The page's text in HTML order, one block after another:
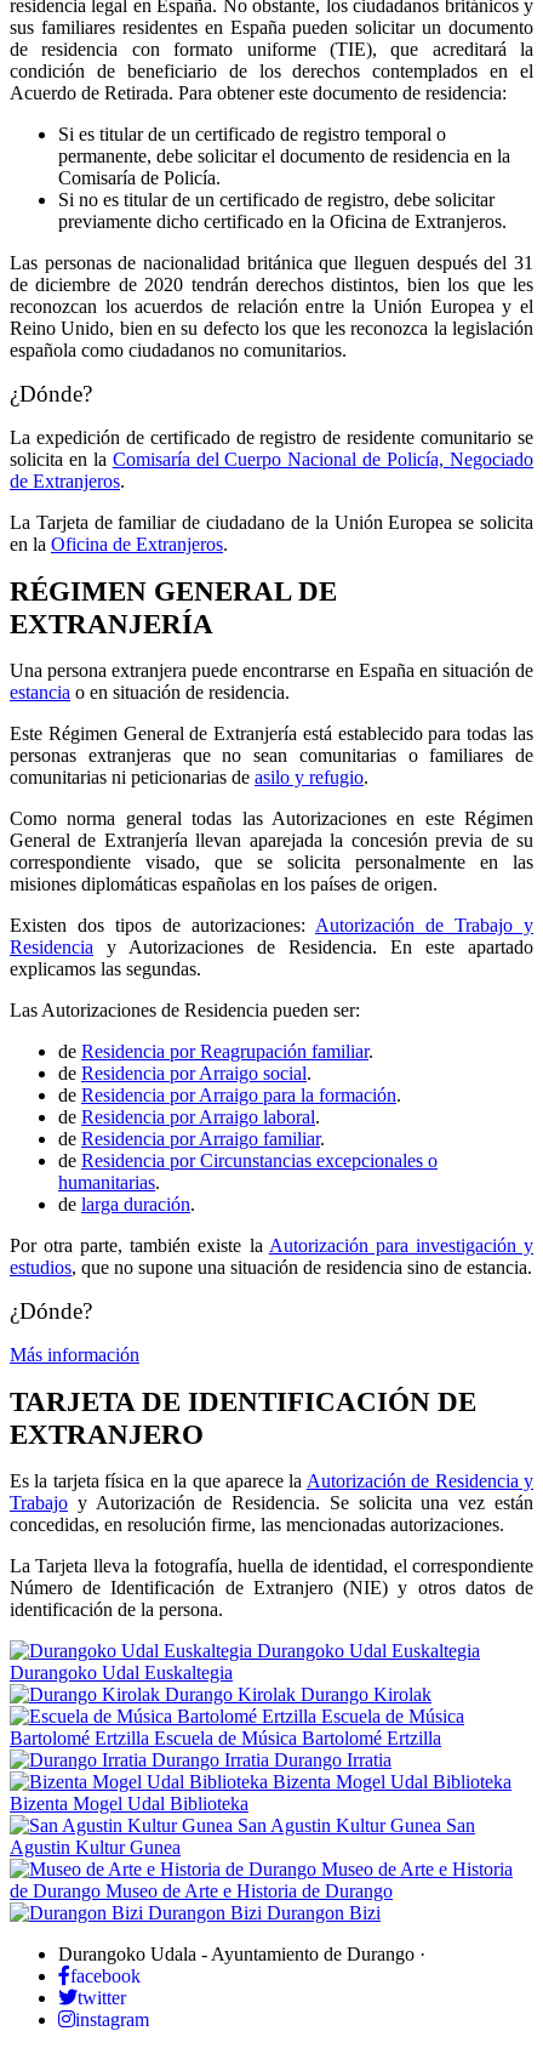
residencia legal en España. No obstante, los ciudadanos británicos y
sus familiares residentes en España pueden solicitar un documento
de residencia con formato uniforme (TIE), que acreditará la
condición de beneficiario de los derechos contemplados en el
Acuerdo de Retirada. Para obtener este documento de residencia:
Si es titular de un certificado de registro temporal o
permanente, debe solicitar el documento de residencia en la
Comisaría de Policía.
Si no es titular de un certificado de registro, debe solicitar
previamente dicho certificado en la Oficina de Extranjeros.
Las personas de nacionalidad británica que lleguen después del 31
de diciembre de 2020 tendrán derechos distintos, bien los que les
reconozcan los acuerdos de relación entre la Unión Europea y el
Reino Unido, bien en su defecto los que les reconozca la legislación
española como ciudadanos no comunitarios.
¿Dónde?
La expedición de certificado de registro de residente comunitario se
solicita en la Comisaría del Cuerpo Nacional de Policía, Negociado
de Extranjeros.
La Tarjeta de familiar de ciudadano de la Unión Europea se solicita
en la Oficina de Extranjeros.
RÉGIMEN GENERAL DE
EXTRANJERÍA
Una persona extranjera puede encontrarse en España en situación de
estancia o en situación de residencia.
Este Régimen General de Extranjería está establecido para todas las
personas extranjeras que no sean comunitarias o familiares de
comunitarias ni peticionarias de asilo y refugio.
Como norma general todas las Autorizaciones en este Régimen
General de Extranjería llevan aparejada la concesión previa de su
correspondiente visado, que se solicita personalmente en las
misiones diplomáticas españolas en los países de origen.
Existen dos tipos de autorizaciones: Autorización de Trabajo y
Residencia y Autorizaciones de Residencia. En este apartado
explicamos las segundas.
Las Autorizaciones de Residencia pueden ser:
de Residencia por Reagrupación familiar.
de Residencia por Arraigo social.
de Residencia por Arraigo para la formación.
de Residencia por Arraigo laboral.
de Residencia por Arraigo familiar.
de Residencia por Circunstancias excepcionales o
humanitarias.
de larga duración.
Por otra parte, también existe la Autorización para investigación y
estudios, que no supone una situación de residencia sino de estancia.
¿Dónde?
Más información
TARJETA DE IDENTIFICACIÓN DE
EXTRANJERO
Es la tarjeta física en la que aparece la Autorización de Residencia y
Trabajo y Autorización de Residencia. Se solicita una vez están
concedidas, en resolución firme, las mencionadas autorizaciones.
La Tarjeta lleva la fotografía, huella de identidad, el correspondiente
Número de Identificación de Extranjero (NIE) y otros datos de
identificación de la persona.
Durangoko Udal Euskaltegia
Durangoko Udal Euskaltegia
Durango Kirolak Durango Kirolak
Escuela de Música
Bartolomé Ertzilla Escuela de Música Bartolomé Ertzilla
Durango Irratia Durango Irratia
Bizenta Mogel Udal Biblioteka
Bizenta Mogel Udal Biblioteka
San Agustin Kultur Gunea San
Agustin Kultur Gunea
Museo de Arte e Historia
de Durango Museo de Arte e Historia de Durango
Durangon Bizi Durangon Bizi
Durangoko Udala - Ayuntamiento de Durango ·
facebook
twitter
instagram